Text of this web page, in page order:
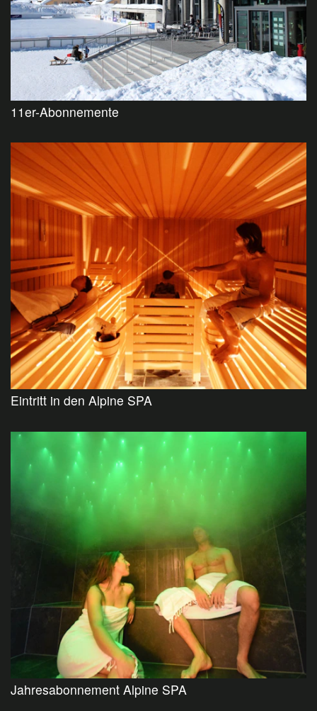
11er-Abonnemente
Eintritt in den Alpine SPA
Jahresabonnement Alpine SPA